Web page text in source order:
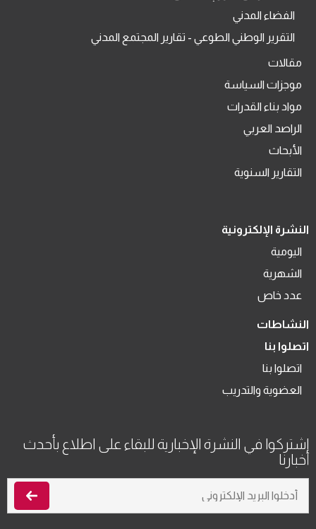
الفضاء المدني
التقرير الوطني الطوعي - تقارير المجتمع المدني
مقالات
موجزات السياسة
مواد بناء القدرات
الراصد العربي
الأبحاث
التقارير السنوية
النشرة الإلكترونية
اليومية
الشهرية
عدد خاص
النشاطات
اتصلوا بنا
اتصلوا بنا
العضوية والتدريب
اشتركوا في النشرة الإخبارية للبقاء على اطلاع بأحدث
أخبارنا